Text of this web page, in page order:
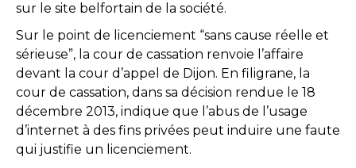
sur le site belfortain de la société.
Sur le point de licenciement “sans cause réelle et
sérieuse”, la cour de cassation renvoie l’affaire
devant la cour d’appel de Dijon. En filigrane, la
cour de cassation, dans sa décision rendue le 18
décembre 2013, indique que l’abus de l’usage
d’internet à des fins privées peut induire une faute
qui justifie un licenciement.